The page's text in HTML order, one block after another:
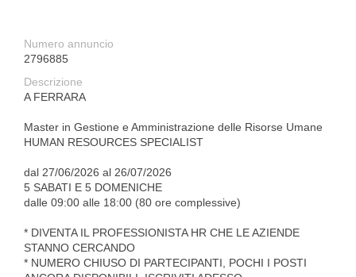
Numero annuncio
2796885
Descrizione
A FERRARA
Master in Gestione e Amministrazione delle Risorse Umane
HUMAN RESOURCES SPECIALIST
dal 27/06/2026 al 26/07/2026
5 SABATI E 5 DOMENICHE
dalle 09:00 alle 18:00 (80 ore complessive)
* DIVENTA IL PROFESSIONISTA HR CHE LE AZIENDE
STANNO CERCANDO
* NUMERO CHIUSO DI PARTECIPANTI, POCHI I POSTI